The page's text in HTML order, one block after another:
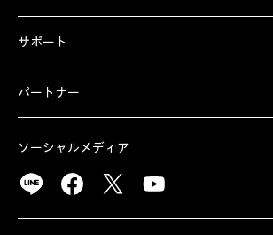
サポート
パートナー
ソーシャルメディア